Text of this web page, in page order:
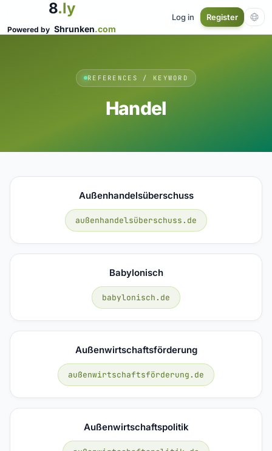
8.ly
Powered by Shrunken.com
Log in Register
REFERENCES / KEYWORD
Handel
Außenhandelsüberschuss
außenhandelsüberschuss.de
Babylonisch
babylonisch.de
Außenwirtschaftsförderung
außenwirtschaftsförderung.de
Außenwirtschaftspolitik